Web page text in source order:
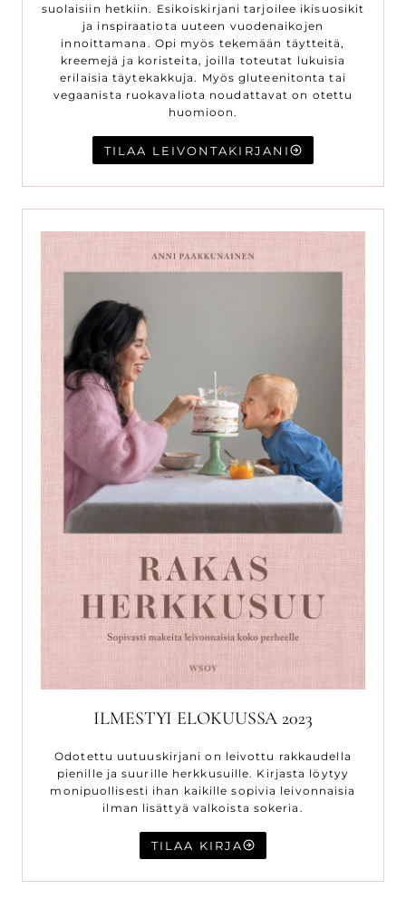
suolaisiin hetkiin. Esikoiskirjani tarjoilee ikisuosikit
ja inspiraatiota uuteen vuodenaikojen
innoittamana. Opi myös tekemään täytteitä,
kreemejä ja koristeita, joilla toteutat lukuisia
erilaisia täytekakkuja. Myös gluteenitonta tai
vegaanista ruokavaliota noudattavat on otettu
huomioon.
TILAA LEIVONTAKIRJANI
ILMESTYI ELOKUUSSA 2023
Odotettu uutuuskirjani on leivottu rakkaudella
pienille ja suurille herkkusuille. Kirjasta löytyy
monipuollisesti ihan kaikille sopivia leivonnaisia
ilman lisättyä valkoista sokeria.
TILAA KIRJA